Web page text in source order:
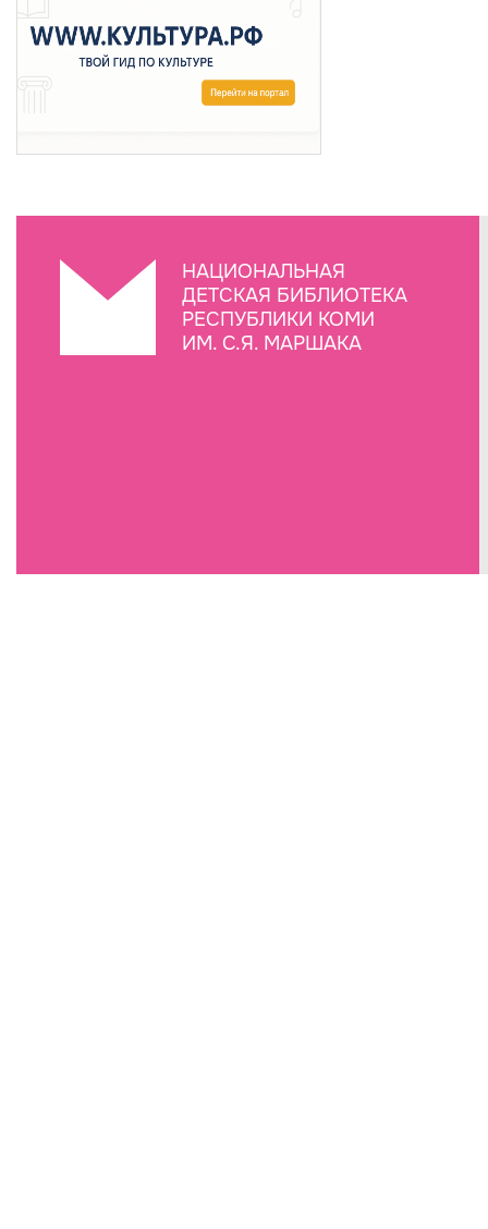
НАЦИОНАЛЬНАЯ
ДЕТСКАЯ БИБЛИОТЕКА
РЕСПУБЛИКИ КОМИ
ИМ. С.Я. МАРШАКА